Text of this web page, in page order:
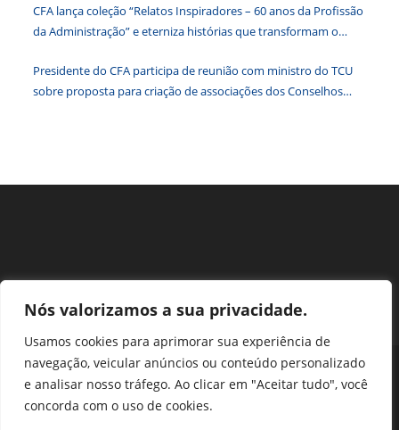
Nós valorizamos a sua privacidade.
Usamos cookies para aprimorar sua experiência de
navegação, veicular anúncios ou conteúdo personalizado
e analisar nosso tráfego. Ao clicar em "Aceitar tudo", você
concorda com o uso de cookies.
CFA lança coleção “Relatos Inspiradores – 60 anos da Profissão
da Administração” e eterniza histórias que transformam o
Presidente do CFA participa de reunião com ministro do TCU
sobre proposta para criação de associações dos Conselhos
Perguntas Frequentes
Ouvidoria
Transparência e prestação de contas
Assessoria de Imprensa